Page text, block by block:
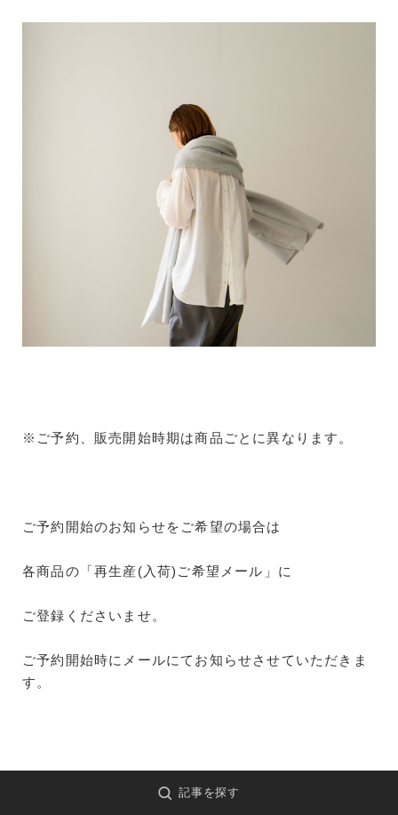
※ご予約、販売開始時期は商品ごとに異なります。
ご予約開始のお知らせをご希望の場合は
各商品の「再生産(入荷)ご希望メール」に
ご登録くださいませ。
ご予約開始時にメールにてお知らせさせていただきま
す。
記事を探す